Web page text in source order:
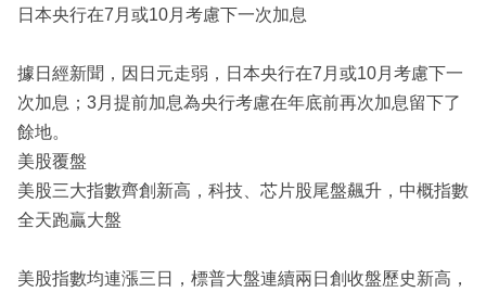
日本央行在7月或10月考慮下一次加息
據日經新聞，因日元走弱，日本央行在7月或10月考慮下一
次加息；3月提前加息為央行考慮在年底前再次加息留下了
餘地。
美股覆盤
美股三大指數齊創新高，科技、芯片股尾盤飆升，中概指數
全天跑贏大盤
美股指數均連漲三日，標普大盤連續兩日創收盤歷史新高，